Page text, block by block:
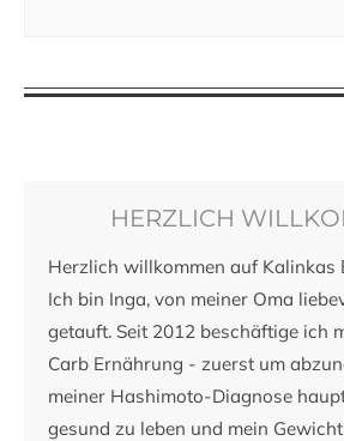
HERZLICH
Herzlich willkommen auf Kalinkas
Ich bin Inga, von meiner Oma
getauft. Seit 2012 beschäftige ich
Carb Ernährung - zuerst um
meiner Hashimoto-Diagnose
gesund zu leben und mein